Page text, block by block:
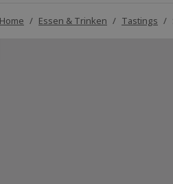
Home / Essen & Trinken / Tastings /